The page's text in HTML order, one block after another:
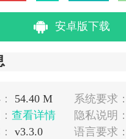
安卓版下载
54.40 M 系统要求：
查看详情 隐私说明：
v3.3.0 语言要求：